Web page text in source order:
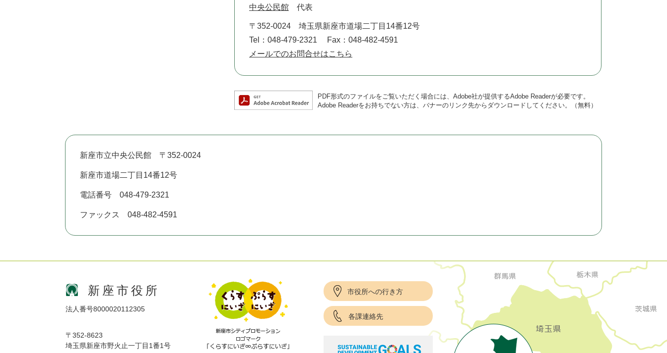
中央公民館 代表
〒352-0024
埼玉県新座市道場二丁目14番12号
Tel：048-479-2321
Fax：048-482-4591
メールでのお問合せはこちら
PDF形式のファイルをご覧いただく場合には、Adobe社が提供するAdobe Readerが必要です。
Adobe Readerをお持ちでない方は、バナーのリンク先からダウンロードしてください。（無料）
新座市立中央公民館 〒352-0024
新座市道場二丁目14番12号
電話番号 048-479-2321
ファックス 048-482-4591
新座市役所
法人番号8000020112305
〒352-8623
埼玉県新座市野火止一丁目1番1号
市役所への行き方
各課連絡先